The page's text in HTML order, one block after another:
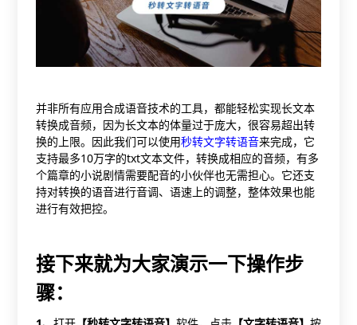
并非所有应用合成语音技术的工具，都能轻松实现长文本
转换成音频，因为长文本的体量过于庞大，很容易超出转
换的上限。因此我们可以使用秒转文字转语音来完成，它
支持最多10万字的txt文本文件，转换成相应的音频，有多
个篇章的小说剧情需要配音的小伙伴也无需担心。它还支
持对转换的语音进行音调、语速上的调整，整体效果也能
进行有效把控。
接下来就为大家演示一下操作步
骤：